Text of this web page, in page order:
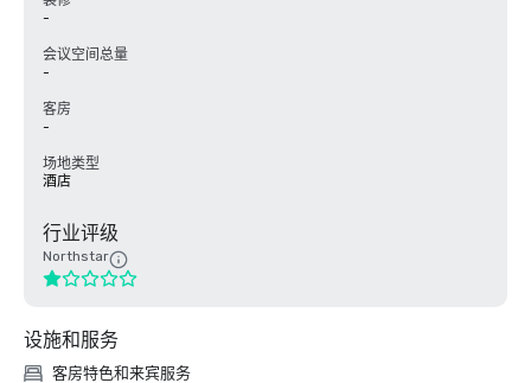
-
会议空间总量
-
客房
-
场地类型
酒店
行业评级
Northstar
设施和服务
客房特色和来宾服务